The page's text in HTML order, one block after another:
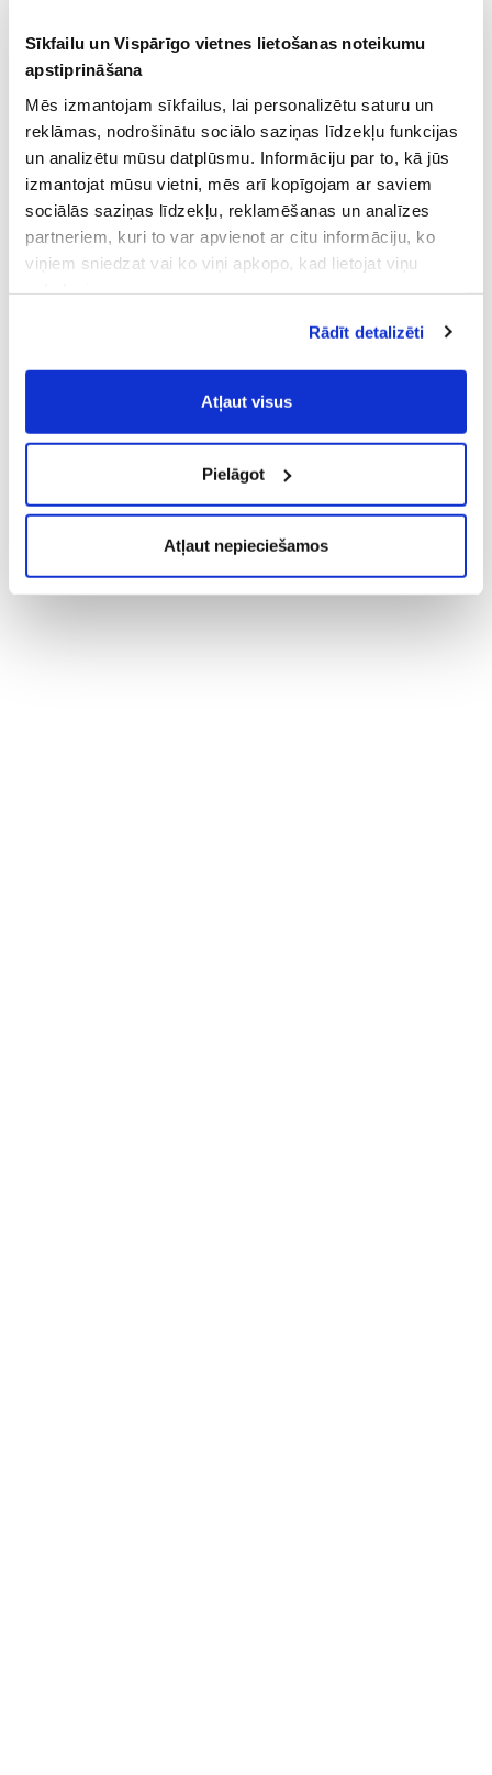
Sīkfailu un Vispārīgo vietnes lietošanas noteikumu
apstiprināšana
Mēs izmantojam sīkfailus, lai personalizētu saturu un
reklāmas, nodrošinātu sociālo saziņas līdzekļu funkcijas
un analizētu mūsu datplūsmu. Informāciju par to, kā jūs
izmantojat mūsu vietni, mēs arī kopīgojam ar saviem
sociālās saziņas līdzekļu, reklamēšanas un analīzes
partneriem, kuri to var apvienot ar citu informāciju, ko
viņiem sniedzat vai ko viņi apkopo, kad lietojat viņu
Vispārīgiem vietnes lietošanas
noteikumiem(saīsināti - VVLN).
Rādīt detalizēti
Atļaut visus
Pielāgot
Atļaut nepieciešamos